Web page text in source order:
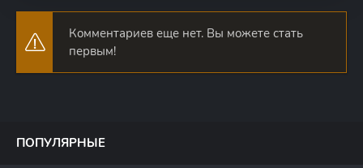
Комментариев еще нет. Вы можете стать
первым!
ПОПУЛЯРНЫЕ